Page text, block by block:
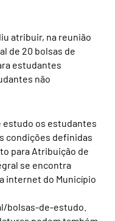
atribuir, na reunião
de 20 bolsas de
estudantes
não
estudo os estudantes
condições definidas
para Atribuição de
se encontra
internet do Município
bolsas-de-estudo.